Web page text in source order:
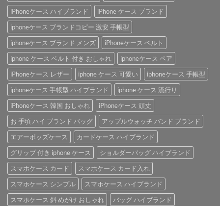
iPhoneケース ハイブランド
iPhone ケース ブランド
iphoneケース ブランドコピー 激安 手帳型
iphoneケース ブランド メンズ
iPhoneケース ベルト
iphone ケース ベルト 付き おしゃれ
iphoneケース ペア
iPhoneケース レザー
iphone ケース 可愛い
iphoneケース 手帳型
iphoneケース 手帳型 ハイブランド
iphone ケース 流行り
iPhoneケース 韓国 おしゃれ
iPhoneケース 頑丈
お 手頃 ハイ ブランド バッグ
アップルウォッチ バンド ブランド
エアーポッズケース
カードケース ハイブランド
グリップ 付き iphone ケース
ショルダーバッグ ハイブランド
スマホケース カード
スマホケース カード入れ
スマホケース シンプル
スマホケース ハイブランド
スマホケース 斜 めがけ おしゃれ
バッグ ハイブランド